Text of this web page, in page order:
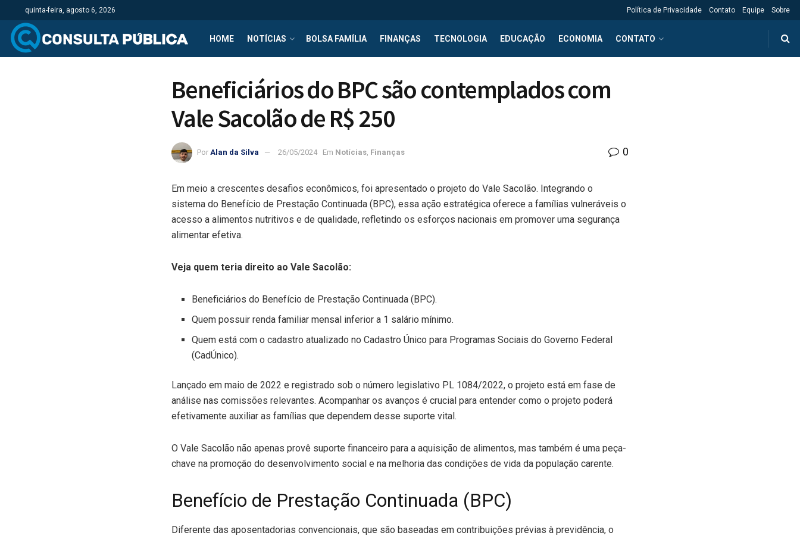
quinta-feira, agosto 6, 2026 Política de Privacidade Contato Equipe Sobre
HOME NOTÍCIAS BOLSA FAMÍLIA FINANÇAS TECNOLOGIA EDUCAÇÃO ECONOMIA CONTATO
Beneficiários do BPC são contemplados com
Vale Sacolão de R$ 250
Por Alan da Silva 26/05/2024 Em Notícias Finanças 0
Em meio a crescentes desafios econômicos, foi apresentado o projeto do Vale Sacolão. Integrando o
sistema do Benefício de Prestação Continuada (BPC), essa ação estratégica oferece a famílias vulneráveis o
acesso a alimentos nutritivos e de qualidade, refletindo os esforços nacionais em promover uma segurança
alimentar efetiva.
Veja quem teria direito ao Vale Sacolão:
Beneficiários do Benefício de Prestação Continuada (BPC).
Quem possuir renda familiar mensal inferior a 1 salário mínimo.
Quem está com o cadastro atualizado no Cadastro Único para Programas Sociais do Governo Federal
(CadÚnico).
Lançado em maio de 2022 e registrado sob o número legislativo PL 1084/2022, o projeto está em fase de
análise nas comissões relevantes. Acompanhar os avanços é crucial para entender como o projeto poderá
efetivamente auxiliar as famílias que dependem desse suporte vital.
O Vale Sacolão não apenas provê suporte financeiro para a aquisição de alimentos, mas também é uma peça-
chave na promoção do desenvolvimento social e na melhoria das condições de vida da população carente.
Benefício de Prestação Continuada (BPC)
Diferente das aposentadorias convencionais, que são baseadas em contribuições prévias à previdência, o